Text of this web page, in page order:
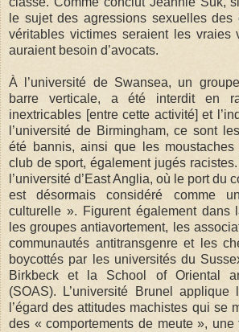
le sujet des agressions sexuelles
véritables victimes seraient les vraies
auraient besoin d’avocats.
À l’université de Swansea, un
barre verticale, a été interdit en
inextricables [entre cette activité] et
l’université de Birmingham, ce sont
été bannis, ainsi que les moustaches
club de sport, également jugés
l’université d’East Anglia, où le port du
est désormais considéré comme
culturelle ». Figurent également dans
les groupes antiavortement, les
communautés antitransgenre et les
boycottés par les universités du
Birkbeck et la School of Oriental
(SOAS). L’université Brunel
l’égard des attitudes machistes qui se
des « comportements de meute », une